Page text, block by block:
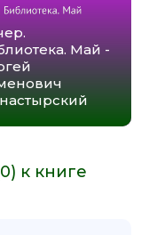
Май -
к книге